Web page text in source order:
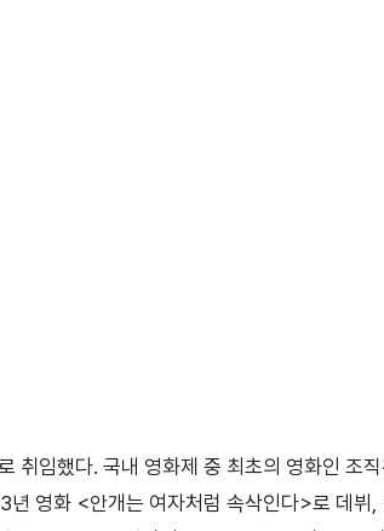
임했다. 국내 영화제 중 최초의 영화인 조
영화 <안개는 여자처럼 속삭인다>로 데